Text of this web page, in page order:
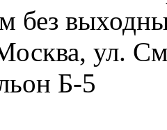
без
ул.
Б-5